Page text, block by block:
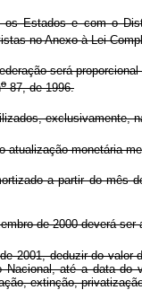
Estados e com o
no Anexo à Lei
será
o87, de 1996.
exclusivamente,
monetária
a partir do mês
de 2000 deverá
2001, deduzir do valor
até a data
extinção,